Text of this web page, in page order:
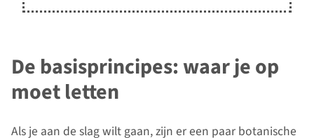
De basisprincipes: waar je op
moet letten
Als je aan de slag wilt gaan, zijn er een paar botanische